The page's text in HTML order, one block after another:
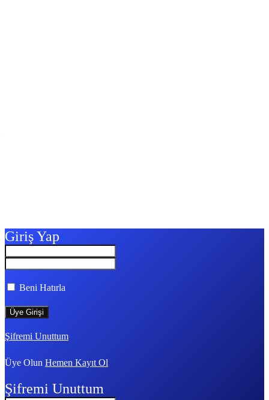
Giriş Yap
Beni Hatırla
Şifremi Unuttum
Üye Olun Hemen Kayıt Ol
Şifremi Unuttum